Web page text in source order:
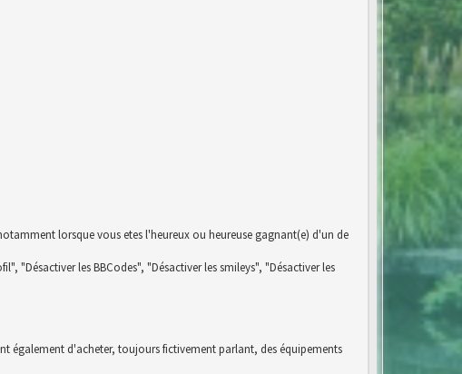
lorsque vous etes l'heureux ou heureuse gagnant(e) d'un de
"Désactiver les BBCodes", "Désactiver les smileys", "Désactiver les
également d'acheter, toujours fictivement parlant, des équipements